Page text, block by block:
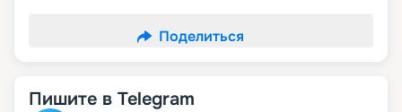
Поделиться
Пишите в Telegram